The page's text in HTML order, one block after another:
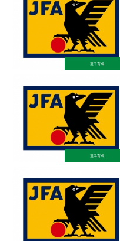
選手育成
選手育成